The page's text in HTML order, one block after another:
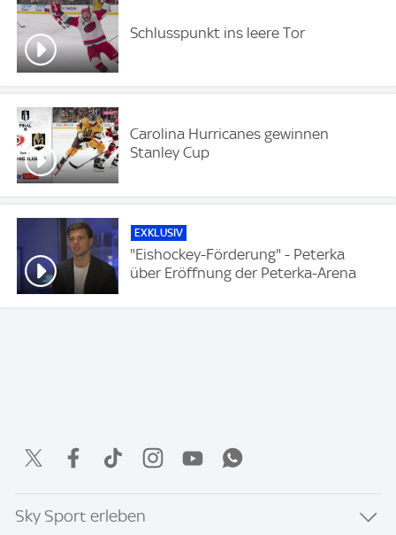
Schlusspunkt ins leere Tor
Carolina Hurricanes gewinnen
Stanley Cup
EXKLUSIV
"Eishockey-Förderung" - Peterka
über Eröffnung der Peterka-Arena
Sky Sport erleben